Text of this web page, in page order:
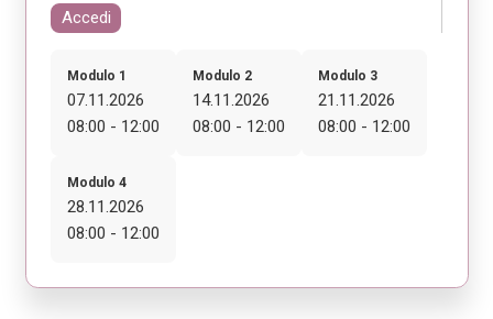
Accedi
Modulo 1
07.11.2026
08:00 - 12:00
Modulo 2
14.11.2026
08:00 - 12:00
Modulo 3
21.11.2026
08:00 - 12:00
Modulo 4
28.11.2026
08:00 - 12:00